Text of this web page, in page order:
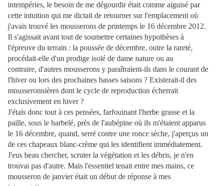
intempéries, le besoin de me dégourdir était comme aiguisé par
cette intuition qui me dictait de retourner sur l'emplacement où
j'avais trouvé les mousserons de printemps le 16 décembre 2012.
Il s'agissait avant tout de soumettre certaines hypothèses à
l'épreuve du terrain : la poussée de décembre, outre la rareté,
procédait-elle d'un prodige isolé de dame nature ou au
contraire, d'autres mousserons y paraîtraient-ils dans le courant de
l'hiver ou lors des prochaines basses saisons ? Existerait-il des
mousseronnières dont le cycle de reproduction écherrait
exclusivement en hiver ?
J'étais donc tout à ces pensées, farfouinant l'herbe grasse et la
paille, sous le barbelé, près de l'aubépine où ils m'étaient apparus
le 16 décembre, quand, serré contre une ronce sèche, j'aperçus un
de ces chapeaux blanc-crème qui les identifient immédiatement.
J'eus beau chercher, scruter la végétation et les débris, je n'en
trouvai pas d'autre. Mais l'essentiel tenait entre mes mains, ce
mousseron de janvier était un début de réponse à mes